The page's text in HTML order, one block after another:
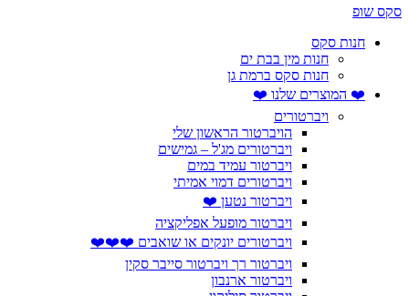
סקס שופ
חנות סקס
חנות מין בבת ים
חנות סקס ברמת גן
❤️ המוצרים שלנו ❤️
ויברטורים
הויברטור הראשון שלי
ויברטורים מג'ל – גמישים
ויברטור עמיד במים
ויברטורים דמוי אמיתי
ויברטור נטען ❤️
ויברטור מופעל אפליקציה
ויברטורים יונקים או שואבים ❤️❤️❤️
ויברטור רך ויברטור סייבר סקין
ויברטור ארנבון